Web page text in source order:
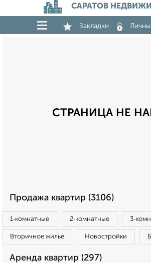
САРАТОВ
Закладки
СТРАНИЦА НЕ
Продажа квартир (3106)
1‑комнатные 2‑комнатные
Вторичное жилье Новостройки
Аренда квартир (297)